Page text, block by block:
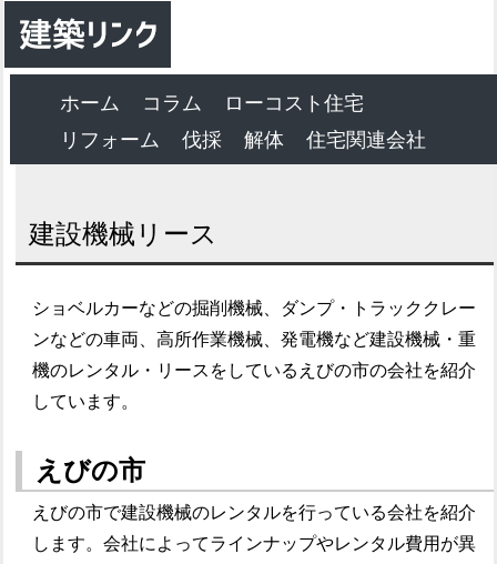
ホーム コラム
ローコスト住宅
リフォーム
伐採 解体 住宅関連会社
建設機械リース
ショベルカーなどの掘削機械、ダンプ・トラッククレー
ンなどの車両、高所作業機械、発電機など建設機械・重
機のレンタル・リースをしているえびの市の会社を紹介
しています。
えびの市
えびの市で建設機械のレンタルを行っている会社を紹介
します。会社によってラインナップやレンタル費用が異